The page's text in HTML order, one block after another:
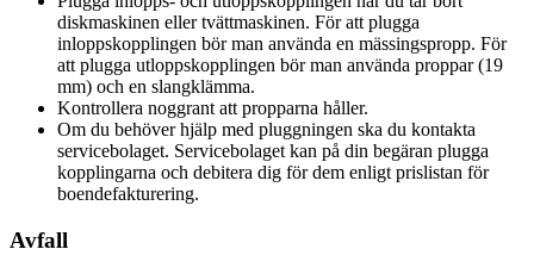
diskmaskinen eller tvättmaskinen. För att plugga
inloppskopplingen bör man använda en mässingspropp. För
att plugga utloppskopplingen bör man använda proppar (19
mm) och en slangklämma.
Kontrollera noggrant att propparna håller.
Om du behöver hjälp med pluggningen ska du kontakta
servicebolaget. Servicebolaget kan på din begäran plugga
kopplingarna och debitera dig för dem enligt prislistan för
boendefakturering.
Avfall